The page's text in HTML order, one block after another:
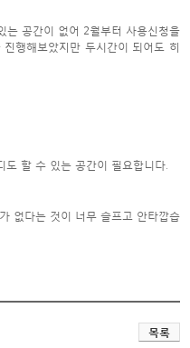
는 공간이 없어 2월부터 사용신청을
행해보았지만 두시간이 되어도 히
할 수 있는 공간이 필요합니다.
없다는 것이 너무 슬프고 안타깝습
목록